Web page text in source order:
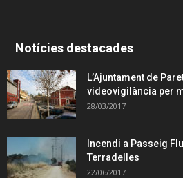
Notícies destacades
L’Ajuntament de
videovigilància per
28/03/2017
Incendi a Passeig
Terradelles
22/06/2017